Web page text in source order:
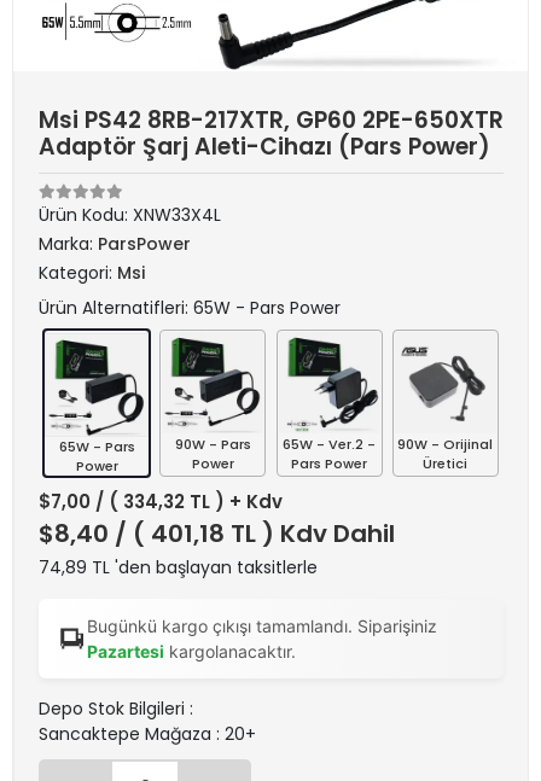
Msi PS42 8RB-217XTR, GP60 2PE-650XTR
Adaptör Şarj Aleti-Cihazı (Pars Power)
Ürün Kodu: XNW33X4L
Marka: ParsPower
Kategori: Msi
Ürün Alternatifleri: 65W - Pars Power
65W - Pars
Power
90W - Pars
Power
65W - Ver.2 -
Pars Power
90W - Orijinal
Üretici
$7,00 / ( 334,32 TL ) + Kdv
$8,40 / ( 401,18 TL ) Kdv Dahil
74,89 TL 'den başlayan taksitlerle
Bugünkü kargo çıkışı tamamlandı. Siparişiniz
Pazartesi kargolanacaktır.
Depo Stok Bilgileri :
Sancaktepe Mağaza : 20+